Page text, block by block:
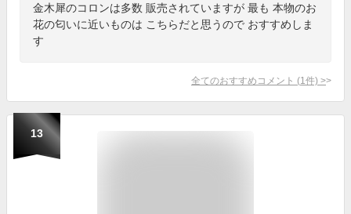
金木犀のコロンは多数 販売されていますが 最も 本物のお
花の匂いに近いものは こちらだと思うので おすすめしま
す
全てのおすすめコメント (1 件) >
13